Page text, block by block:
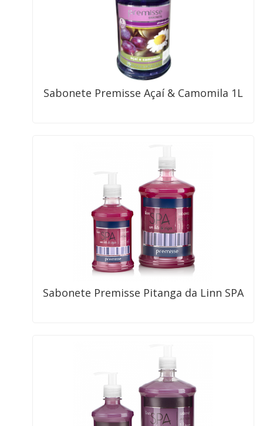
Sabonete Premisse Açaí & Camomila 1L
Sabonete Premisse Pitanga da Linn SPA